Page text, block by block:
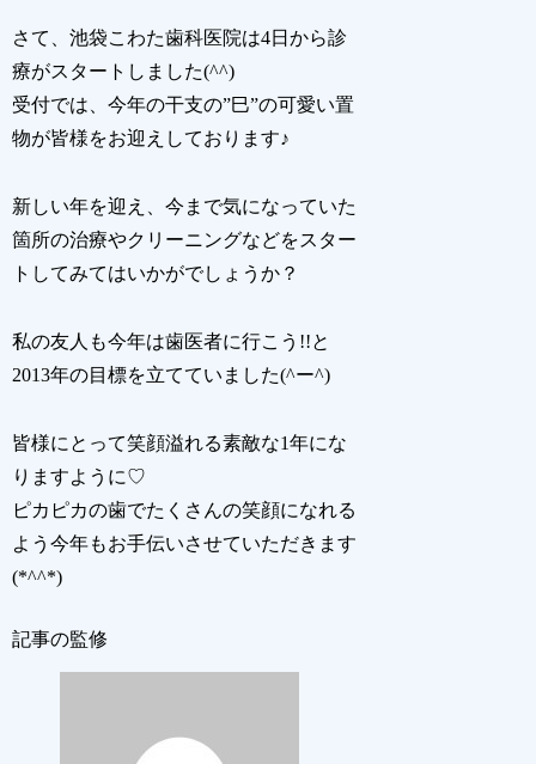
さて、池袋こわた歯科医院は4日から診
療がスタートしました(^^)
受付では、今年の干支の”巳”の可愛い置
物が皆様をお迎えしております♪
新しい年を迎え、今まで気になっていた
箇所の治療やクリーニングなどをスター
トしてみてはいかがでしょうか？
私の友人も今年は歯医者に行こう!!と
2013年の目標を立てていました(^ー^)
皆様にとって笑顔溢れる素敵な1年にな
りますように♡
ピカピカの歯でたくさんの笑顔になれる
よう今年もお手伝いさせていただきます
(*^^*)
記事の監修